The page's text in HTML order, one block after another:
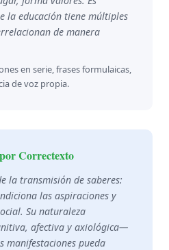
la educación tiene múltiples
de manera
en serie, frases formulaicas,
de voz propia.
Correctexto
la transmisión de saberes:
las aspiraciones y
Su naturaleza
afectiva y axiológica—
manifestaciones pueda